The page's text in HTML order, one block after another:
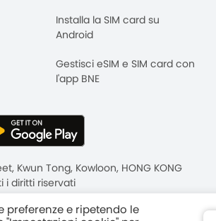
Installa la SIM card su
Android
Gestisci eSIM e SIM card con
l'app BNE
Kwun Tong, Kowloon, HONG KONG
i diritti riservati
preferenze e ripetendo le